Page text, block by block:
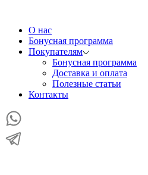
О нас
Бонусная программа
Покупателям
Бонусная программа
Доставка и оплата
Полезные статьи
Контакты